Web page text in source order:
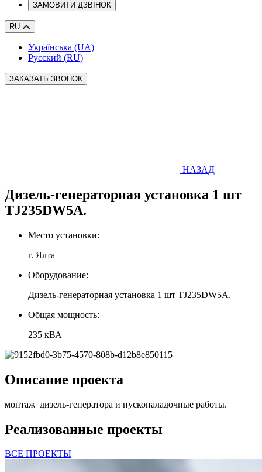
ЗАМОВИТИ ДЗВІНОК
RU
Українська (UA)
Русский (RU)
ЗАКАЗАТЬ ЗВОНОК
НАЗАД
Дизель-генераторная установка 1 шт
TJ235DW5A.
Место установки:
г. Ялта
Оборудование:
Дизель-генераторная установка 1 шт TJ235DW5A.
Общая мощность:
235 кВА
Описание проекта
монтаж дизель-генератора и пусконаладочные работы.
Реализованные проекты
ВСЕ ПРОЕКТЫ